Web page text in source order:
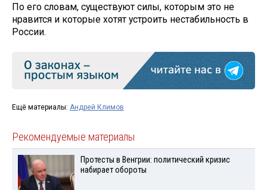
По его словам, существуют силы, которым это не
нравится и которые хотят устроить нестабильность в
России.
Ещё материалы: Андрей Климов
Рекомендуемые материалы
Протесты в Венгрии: политический кризис
набирает обороты